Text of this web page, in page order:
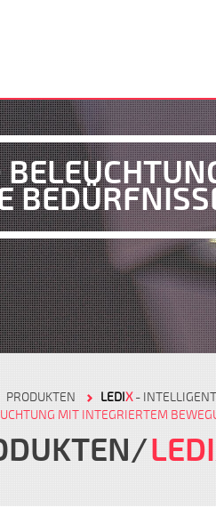
PRODUKTEN LEDIX-
MIT INTEGRIERTEM
LEDI